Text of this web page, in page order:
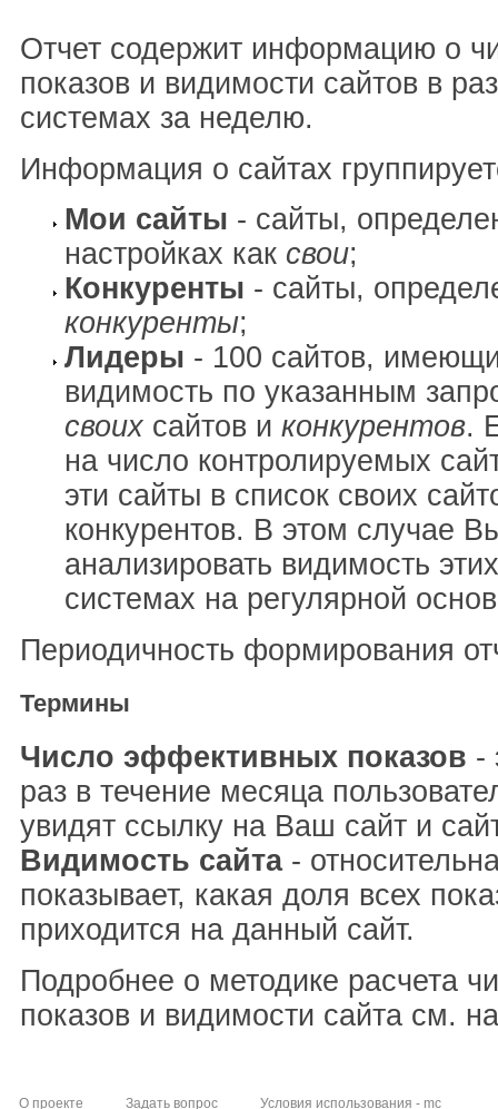
Отчет содержит информацию о
показов и видимости сайтов в
системах за неделю.
Информация о сайтах
Мои сайты - сайты,
настройках как свои;
Конкуренты - сайты,
конкуренты;
Лидеры - 100 сайтов,
видимость по указанным
своих сайтов и конкурентов.
на число контролируемых
эти сайты в список своих
конкурентов. В этом случае
анализировать видимость
системах на регулярной
Периодичность формирования
Термины
Число эффективных показов -
раз в течение месяца
увидят ссылку на Ваш сайт и
Видимость сайта-
показывает, какая доля всех
приходится на данный сайт.
Подробнее о методике расчета
показов и видимости сайта см.
О проекте Задать вопрос Условия использования - mc